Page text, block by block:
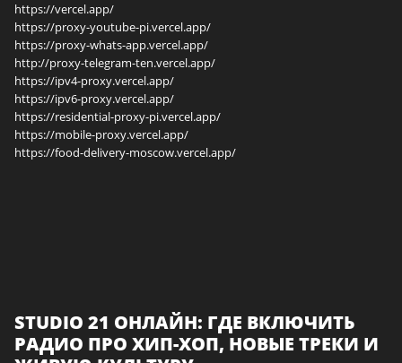
https://vercel.app/
https://proxy-youtube-pi.vercel.app/
https://proxy-whats-app.vercel.app/
http://proxy-telegram-ten.vercel.app/
https://ipv4-proxy.vercel.app/
https://ipv6-proxy.vercel.app/
https://residential-proxy-pi.vercel.app/
https://mobile-proxy.vercel.app/
https://food-delivery-moscow.vercel.app/
STUDIO 21 ОНЛАЙН: ГДЕ ВКЛЮЧИТЬ
РАДИО ПРО ХИП-ХОП, НОВЫЕ ТРЕКИ И